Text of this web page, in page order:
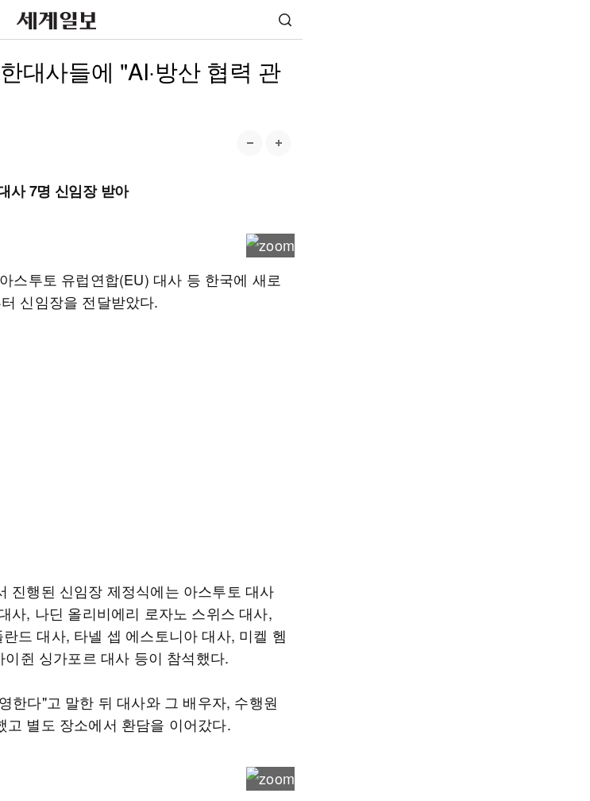
대사들에 "AI·방산 협력 관
사 7명 신임장 받아
스투토 유럽연합(EU) 대사 등 한국에 새로
신임장을 전달받았다.
진행된 신임장 제정식에는 아스투토 대사
사, 나딘 올리비에리 로자노 스위스 대사,
드 대사, 타넬 셉 에스토니아 대사, 미켈 헴
쥔 싱가포르 대사 등이 참석했다.
한다"고 말한 뒤 대사와 그 배우자, 수행원
고 별도 장소에서 환담을 이어갔다.